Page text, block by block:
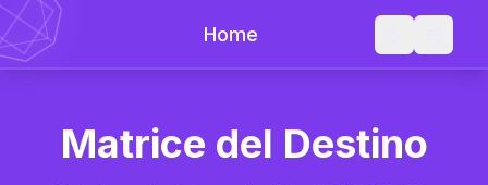
Home
Matrice del Destino